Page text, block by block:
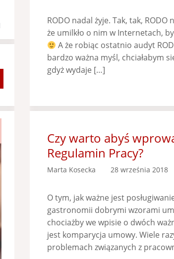
RODO nadal żyje. Tak, tak,
że umilkło o nim w Internetach,
A że robiąc ostatnio audyt
bardzo ważna myśl, chciałabym
gdyż wydaje […]
Czy warto abyś
Regulamin Pracy?
Marta Kosecka 28 września 2018
O tym, jak ważne jest
gastronomii dobrymi wzorami
chociażby we wpisie o dwóch
jest komparycja umowy. Wiele
problemach związanych z